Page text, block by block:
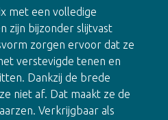
met een volledige
zijn bijzonder slijtvast
zorgen ervoor dat ze
verstevigde tenen en
Dankzij de brede
niet af. Dat maakt ze de
Verkrijgbaar als